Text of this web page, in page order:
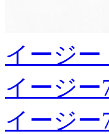
イージ
イージー
イージー